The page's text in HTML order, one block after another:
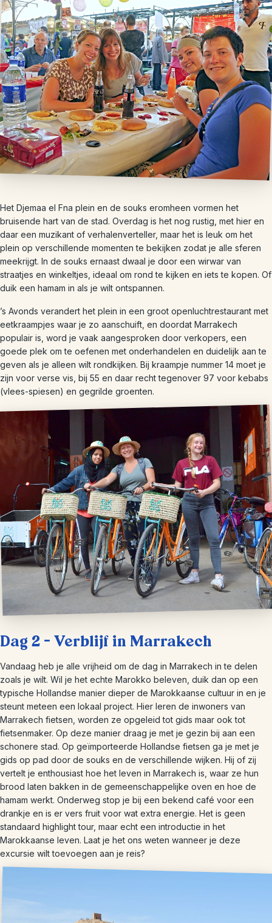
Het Djemaa el Fna plein en de souks eromheen vormen het
bruisende hart van de stad. Overdag is het nog rustig, met hier en
daar een muzikant of verhalenverteller, maar het is leuk om het
plein op verschillende momenten te bekijken zodat je alle sferen
meekrijgt. In de souks ernaast dwaal je door een wirwar van
straatjes en winkeltjes, ideaal om rond te kijken en iets te kopen. Of
duik een hamam in als je wilt ontspannen.
’s Avonds verandert het plein in een groot openluchtrestaurant met
eetkraampjes waar je zo aanschuift, en doordat Marrakech
populair is, word je vaak aangesproken door verkopers, een
goede plek om te oefenen met onderhandelen en duidelijk aan te
geven als je alleen wilt rondkijken. Bij kraampje nummer 14 moet je
zijn voor verse vis, bij 55 en daar recht tegenover 97 voor kebabs
(vlees-spiesen) en gegrilde groenten.
Dag 2 – Verblijf in Marrakech
Vandaag heb je alle vrijheid om de dag in Marrakech in te delen
zoals je wilt. Wil je het echte Marokko beleven, duik dan op een
typische Hollandse manier dieper de Marokkaanse cultuur in en je
steunt meteen een lokaal project. Hier leren de inwoners van
Marrakech fietsen, worden ze opgeleid tot gids maar ook tot
fietsenmaker. Op deze manier draag je met je gezin bij aan een
schonere stad. Op geïmporteerde Hollandse fietsen ga je met je
gids op pad door de souks en de verschillende wijken. Hij of zij
vertelt je enthousiast hoe het leven in Marrakech is, waar ze hun
brood laten bakken in de gemeenschappelijke oven en hoe de
hamam werkt. Onderweg stop je bij een bekend café voor een
drankje en is er vers fruit voor wat extra energie. Het is geen
standaard highlight tour, maar echt een introductie in het
Marokkaanse leven. Laat je het ons weten wanneer je deze
excursie wilt toevoegen aan je reis?